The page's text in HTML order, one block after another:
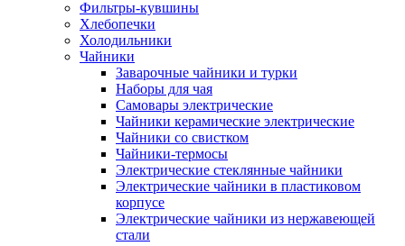
Фильтры-кувшины
Хлебопечки
Холодильники
Чайники
Заварочные чайники и турки
Наборы для чая
Самовары электрические
Чайники керамические электрические
Чайники со свистком
Чайники-термосы
Электрические стеклянные чайники
Электрические чайники в пластиковом
корпусе
Электрические чайники из нержавеющей
стали